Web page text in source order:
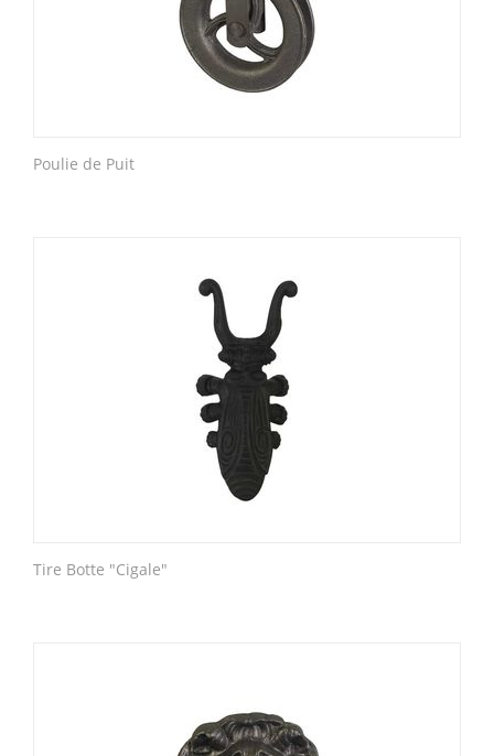
Poulie de Puit
Tire Botte "Cigale"